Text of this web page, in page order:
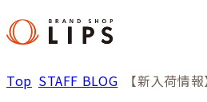
Top STAFF BLOG 【新入荷情